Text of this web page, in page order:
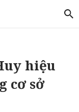
hiệu
cơ sở